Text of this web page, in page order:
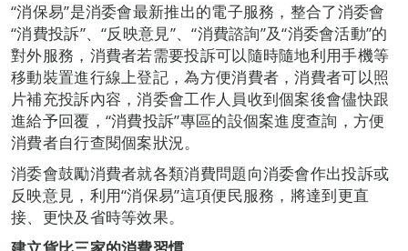
“消保易”是消委會最新推出的電子服務，整合了消委會
“消費投訴”、“反映意見”、“消費諮詢”及“消委會活動”的
對外服務，消費者若需要投訴可以隨時隨地利用手機等
移動裝置進行線上登記，為方便消費者，消費者可以照
片補充投訴內容，消委會工作人員收到個案後會儘快跟
進給予回覆，“消費投訴”專區的設個案進度查詢，方便
消費者自行查閱個案狀況。
消委會鼓勵消費者就各類消費問題向消委會作出投訴或
反映意見，利用“消保易”這項便民服務，將達到更直
接、更快及省時等效果。